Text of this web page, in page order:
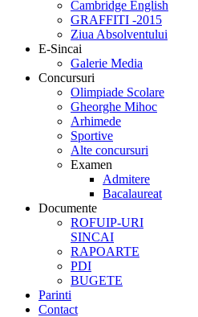
Cambridge English
GRAFFITI -2015
Ziua Absolventului
E-Sincai
Galerie Media
Concursuri
Olimpiade Scolare
Gheorghe Mihoc
Arhimede
Sportive
Alte concursuri
Examen
Admitere
Bacalaureat
Documente
ROFUIP-URI
SINCAI
RAPOARTE
PDI
BUGETE
Parinti
Contact